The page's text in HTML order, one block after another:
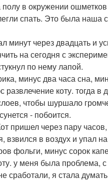
полу в окружении
спать. Это была
минут через двадцать и
на сегодня с
по нему лапой.
минус два часа сна,
коту. тогда
чтобы шуршало
- побоится.
пришел через пару
взвился в воздух и упал
фольги, минус сорок
у меня была проблема,
сработали, я стала